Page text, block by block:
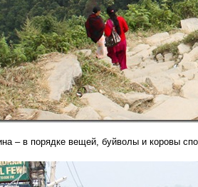
– в порядке вещей, буйволы и коровы